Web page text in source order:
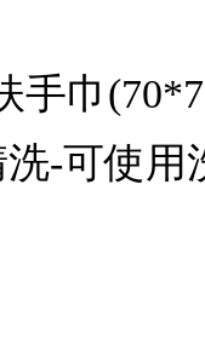
手巾
-可使用